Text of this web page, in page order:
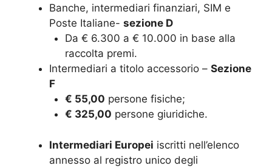
Banche, intermediari finanziari, SIM e
Poste Italiane- sezione D
Da € 6.300 a € 10.000 in base alla
raccolta premi.
Intermediari a titolo accessorio – Sezione
F
€ 55,00 persone fisiche;
€ 325,00 persone giuridiche.
Intermediari Europei iscritti nell’elenco
annesso al registro unico degli